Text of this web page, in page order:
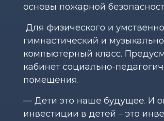
основы пожарной
Для физического и
гимнастический и
компьютерный класс.
кабинет социально-
помещения.
— Дети это наше будущее. И
инвестиции в детей – это